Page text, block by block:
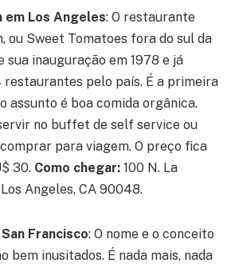
Los Angeles: O restaurante
ou Sweet Tomatoes fora do sul da
sua inauguração em 1978 e já
restaurantes pelo país. É a primeira
assunto é boa comida orgânica.
no buffet de self service ou
para viagem. O preço fica
30. Como chegar: 100 N. La
Angeles, CA 90048.
San Francisco: O nome e o conceito
bem inusitados. É nada mais, nada